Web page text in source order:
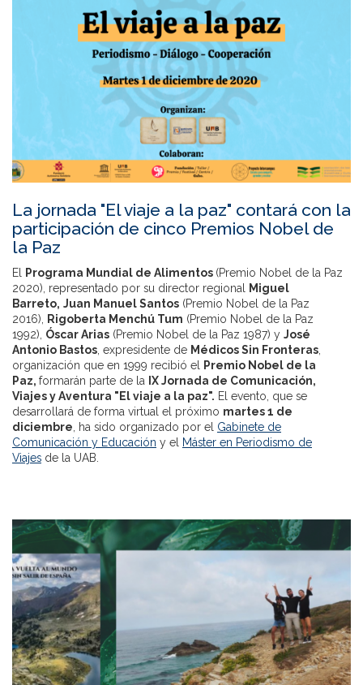
La jornada "El viaje a la paz" contará con la
participación de cinco Premios Nobel de
la Paz
El Programa Mundial de Alimentos (Premio Nobel de la Paz
2020), representado por su director regional
Miguel
Barreto, Juan Manuel Santos (Premio Nobel de la Paz
2016),
Rigoberta Menchú Tum (Premio Nobel de la Paz
1992), Óscar Arias (Premio Nobel de la Paz 1987) y José
Antonio Bastos , expresidente de Médicos Sin Fronteras
organización que en 1999 recibió el
Premio Nobel de la
Paz, formarán parte de la IX Jornada de Comunicación,
Viajes y Aventura "El viaje a la paz". El evento, que se
desarrollará de forma virtual el próximo martes 1 de
diciembre , ha sido organizado por el Gabinete de
Comunicación y Educación y el
Máster en Periodismo de
Viajes de la UAB.